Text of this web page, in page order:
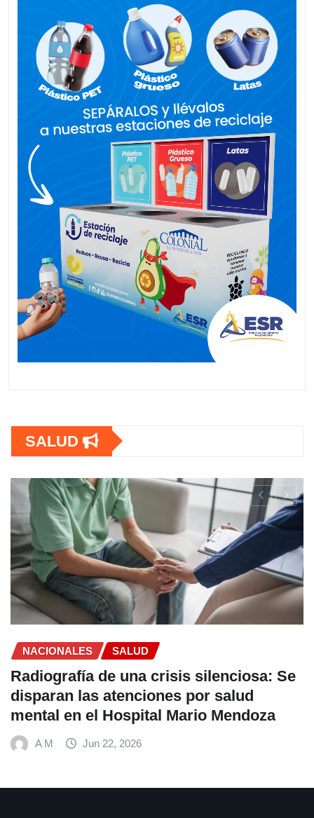
SALUD
SALUD
OPS lanza estrategia urgente para
frenar la Tuberculosis en personas con
VIH en América Latina
A M Jun 22, 2026
CONTACTANOS